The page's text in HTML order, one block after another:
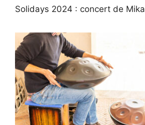
Solidays 2024 : concert de Mika